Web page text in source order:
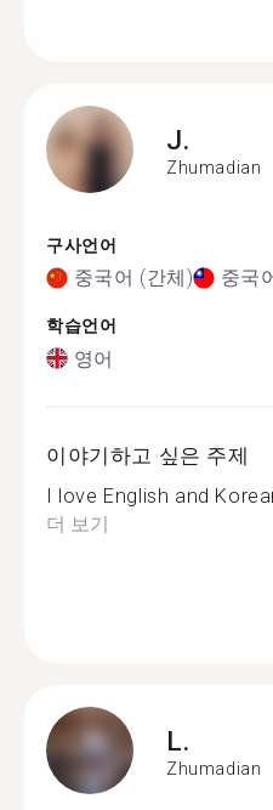
J.
Zhumadian
구사언어
중국어 (간체) 중국
학습언어
영어
이야기하고 싶은 주제
I love English and
더 보기
L.
Zhumadian